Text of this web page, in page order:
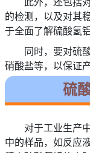
的检测，以及对其
于全面了解硫酸氢
同时，要对硫
硝酸盐等，以保证
硫
对于工业生产
中的样品，如反应